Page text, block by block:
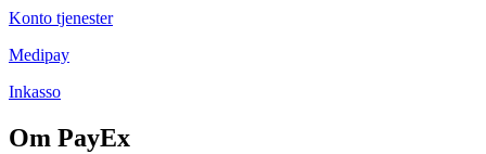
Konto tjenester
Medipay
Inkasso
Om PayEx